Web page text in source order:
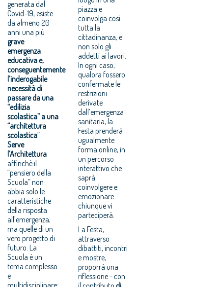
generata dal
Covid-19, esiste
da almeno 20
anni una più
grave
emergenza
educativa e,
conseguentemente
l’inderogabile
necessità di
passare da una
“edilizia
scolastica” a una
“architettura
scolastica”.
Serve
l’Architettura
affinchè il
“pensiero della
Scuola” non
abbia solo le
caratteristiche
della risposta
all’emergenza,
ma quelle di un
vero progetto di
futuro. La
Scuola è un
tema complesso
e
multidisciplinare;
piazza e
coinvolga così
tutta la
cittadinanza, e
non solo gli
addetti ai lavori.
In ogni caso,
qualora fossero
confermate le
restrizioni
derivate
dall’emergenza
sanitaria, la
Festa prenderà
ugualmente
forma online, in
un percorso
interattivo che
saprà
coinvolgere e
emozionare
chiunque vi
parteciperà.
La Festa,
attraverso
dibattiti, incontri
e mostre,
proporrà una
riflessione - con